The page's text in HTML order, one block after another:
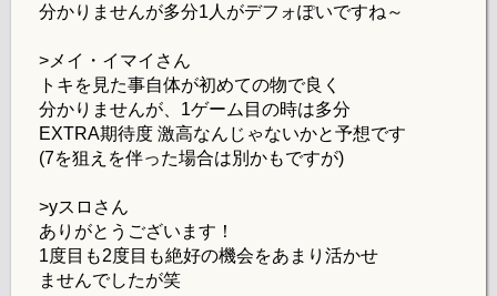
分かりませんが多分1人がデフォぽいですね～
>メイ・イマイさん
トキを見た事自体が初めての物で良く
分かりませんが、1ゲーム目の時は多分
EXTRA期待度 激高なんじゃないかと予想です
(7を狙えを伴った場合は別かもですが)
>yスロさん
ありがとうございます！
1度目も2度目も絶好の機会をあまり活かせ
ませんでしたが笑